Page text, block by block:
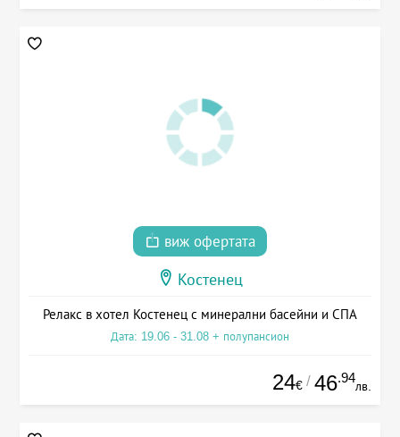
виж офертата
Костенец
Релакс в хотел Костенец с минерални басейни и СПА
Дата: 19.06 - 31.08 + полупансион
24€ / 46.94
лв.